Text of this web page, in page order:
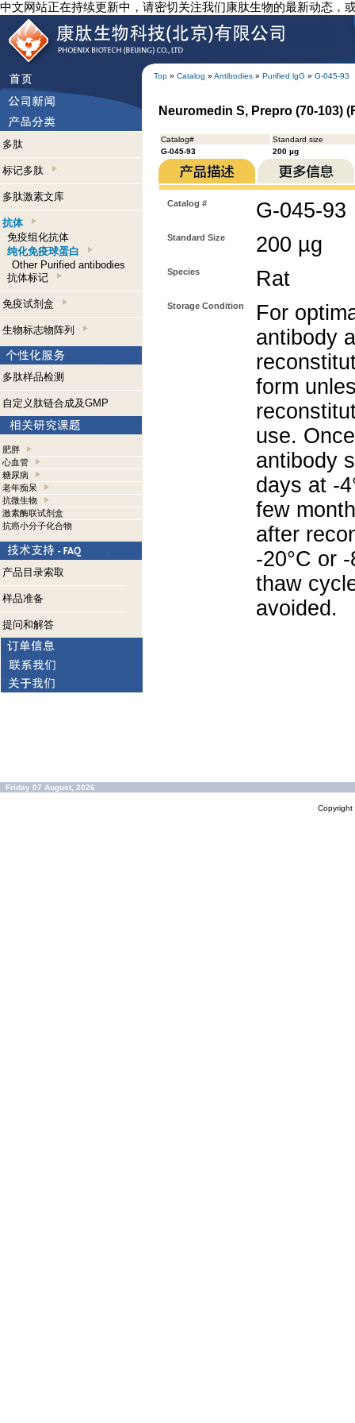
中文网站正在持续更新中，请密切关注我们康肽生物的最新动态，
Top » Catalog » Antibodies » Purified lgG » G-045-93
多肽
标记多肽
多肽激素文库
抗体
免疫组化抗体
纯化免疫球蛋白
Other Purified antibodies
抗体标记
免疫试剂盒
生物标志物阵列
多肽样品检测
自定义肽链合成及GMP
肥胖
心血管
糖尿病
老年痴呆
抗微生物
激素酶联试剂盒
抗癌小分子化合物
产品目录索取
样品准备
提问和解答
Neuromedin S, Prepro (70-103)
Catalog#
Standard size
G-045-93
200 µg
Catalog # G-045-93
Standard Size 200 µg
Species Rat
Storage Condition
For
antibody
form
use.
antibody
days at -
few
after
-20°C or
thaw
avoided.
Friday 07 August, 2026